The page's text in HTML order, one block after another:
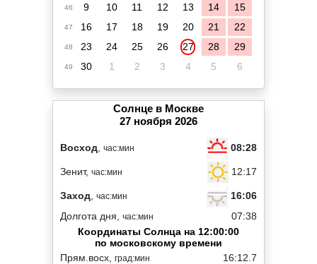
46 9 10 11 12 13 14 15
47 16 17 18 19 20 21 22
48 23 24 25 26 27 28 29
49 30 1 2 3 4 5 6
Солнце в Москве
27 ноября 2026
Восход час:мин 08:28
Зенит, час:мин 12:17
Заход час:мин
16:06
Долгота дня, час:мин
07:38
Координаты Солнца на 12:00:00
по московскому времени
Прям.восх, град:мин
16:12.7